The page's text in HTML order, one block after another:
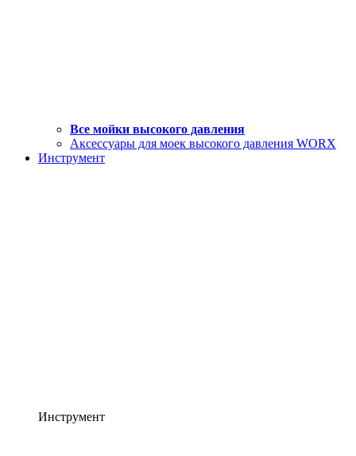
Все мойки высокого давления
Аксессуары для моек высокого давления WORX
Инструмент
Инструмент